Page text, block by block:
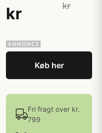
kr
kr
Køb her
Fri fragt over kr.
799